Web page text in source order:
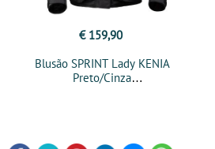
€ 159,90
Blusão SPRINT Lady KENIA
Preto/Cinza